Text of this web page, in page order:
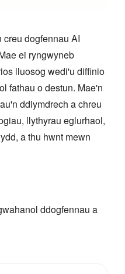
dogfennau AI
ei ryngwyneb
lluosog wedi'u diffinio
fathau o destun. Mae'n
ddiymdrech a chreu
llythyrau eglurhaol,
a thu hwnt mewn
ddogfennau a